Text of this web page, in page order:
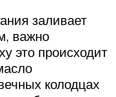
заливает
важно
это происходит
колодцах